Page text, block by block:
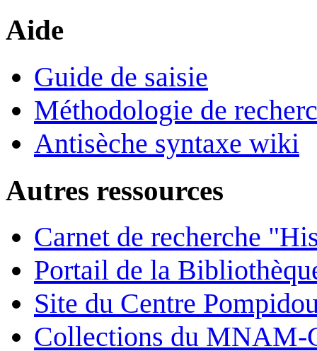
Aide
Guide de saisie
Méthodologie de
Antisèche syntaxe wiki
Autres ressources
Carnet de recherche
Portail de la
Site du Centre
Collections du MNAM-